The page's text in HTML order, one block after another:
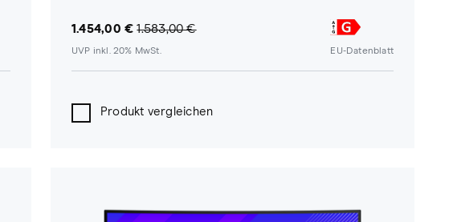
1.454,00 € 1.583,00 €
UVP inkl. 20% MwSt. EU-Datenblatt
Produkt vergleichen